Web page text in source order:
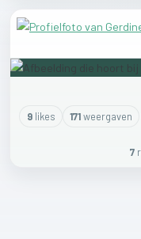
9likes 171weergaven
7